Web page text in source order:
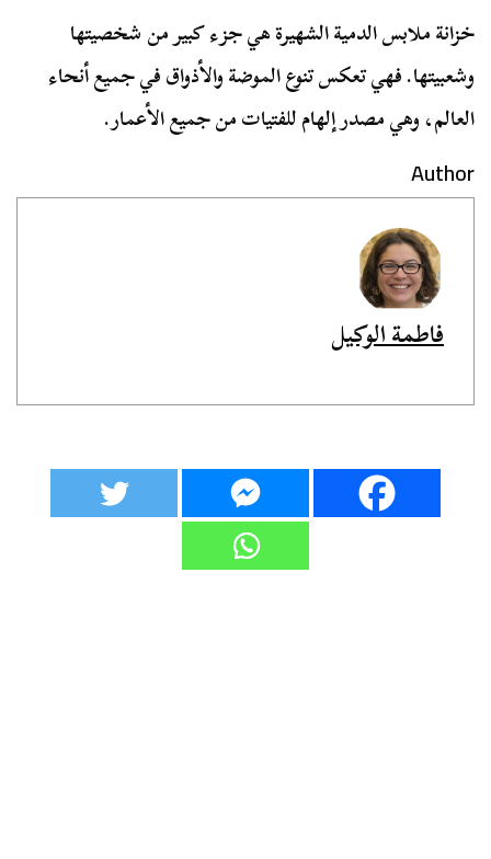
خزانة ملابس الدمية الشهيرة هي جزء كبير من شخصيتها
وشعبيتها. فهي تعكس تنوع الموضة والأذواق في جميع أنحاء
العالم، وهي مصدر إلهام للفتيات من جميع الأعمار.
Author
فاطمة الوكيل